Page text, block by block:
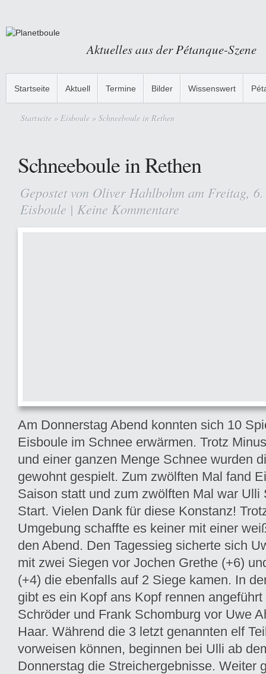
Aktuelles aus der Pétanque-Szene
Startseite Aktuell Termine Bilder Wissenswert
Startseite » Eisboule » Schneeboule in Rethen
Schneeboule in Rethen
Gepostet von Oliver Hahlbohm am Freitag,
Eisboule | Keine Kommentare
Am Donnerstag Abend konnten sich 10
Eisboule im Schnee erwärmen. Trotz
und einer ganzen Menge Schnee wurden
gewohnt gespielt. Zum zwölften Mal fand
Saison statt und zum zwölften Mal war Ulli
Start. Vielen Dank für diese Konstanz!
Umgebung schaffte es keiner mit einer
den Abend. Den Tagessieg sicherte sich
mit zwei Siegen vor Jochen Grethe (+6)
(+4) die ebenfalls auf 2 Siege kamen. In
gibt es ein Kopf ans Kopf rennen
Schröder und Frank Schomburg vor Uwe
Haar. Während die 3 letzt genannten elf
vorweisen können, beginnen bei Ulli ab
Donnerstag die Streichergebnisse. Weiter